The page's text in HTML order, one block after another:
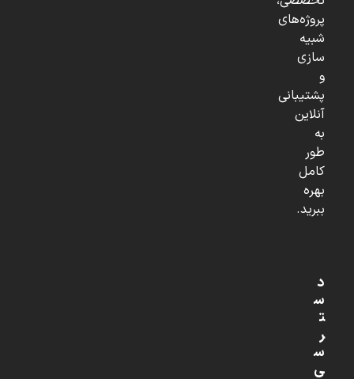
پروژه‌های
شبیه
سازی
و
پشتیبانی
آنلاین
به
طور
کامل
بهره
ببرید.
د
س
ت
ر
س
ی